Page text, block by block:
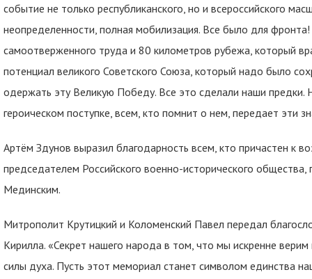
событие не только республиканского, но и всероссийского
неопределенности, полная мобилизация. Все было для
самоотверженного труда и 80 километров рубежа, который
потенциал великого Советского Союза, который надо было
одержать эту Великую Победу. Все это сделали наши предки.
героическом поступке, всем, кто помнит о нем, передает эти
Артём Здунов выразил благодарность всем, кто причастен к
председателем Российского военно-исторического
Мединским.
Митрополит Крутицкий и Коломенский Павел передал
Кирилла. «Секрет нашего народа в том, что мы искренне
силы духа. Пусть этот мемориал станет символом единства